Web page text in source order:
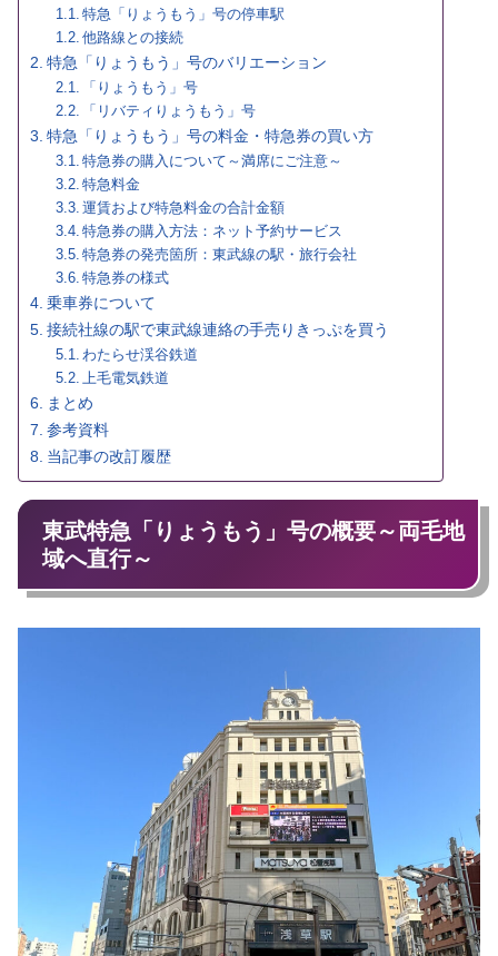
特急「りょうもう」号の停車駅
他路線との接続
特急「りょうもう」号のバリエーション
「りょうもう」号
「リバティりょうもう」号
特急「りょうもう」号の料金・特急券の買い方
特急券の購入について～満席にご注意～
特急料金
運賃および特急料金の合計金額
特急券の購入方法：ネット予約サービス
特急券の発売箇所：東武線の駅・旅行会社
特急券の様式
乗車券について
接続社線の駅で東武線連絡の手売りきっぷを買う
わたらせ渓谷鉄道
上毛電気鉄道
まとめ
参考資料
当記事の改訂履歴
東武特急「りょうもう」号の概要～両毛地
域へ直行～